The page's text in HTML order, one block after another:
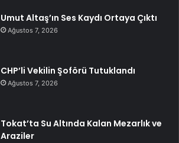
Umut Altaş’ın Ses Kaydı Ortaya Çıktı
Ağustos 7, 2026
CHP’li Vekilin Şoförü Tutuklandı
Ağustos 7, 2026
Tokat’ta Su Altında Kalan Mezarlık ve
Araziler